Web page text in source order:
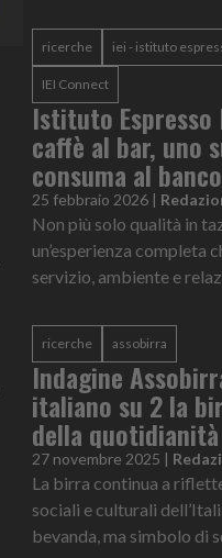
ricerche iei - istituto
IEI Connect
Istituto
caffè al bar, uno
consuma al banco
25 febbraio 2026 |
Non più solo qualità in
un’esperienza completa
servizio, ambiente e
caratteristiche sono state
ricerche assobirra
Indagine
italiano su 2 la
della quotidianità
27 novembre 2025 |
La birra continua a
sociali e culturali
bevanda, ma simbolo di